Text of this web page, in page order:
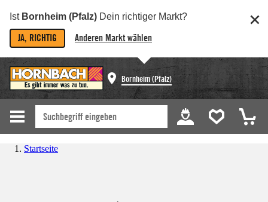
Ist Bornheim (Pfalz) Dein richtiger Markt?
JA, RICHTIG Anderen Markt wählen
Bornheim (Pfalz)
Startseite